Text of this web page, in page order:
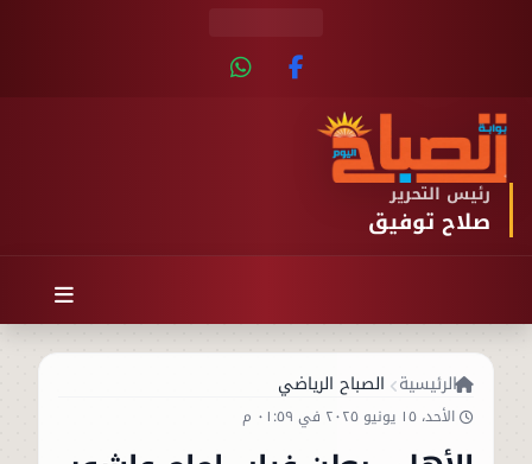
رئيس التحرير
صلاح توفيق
الرئيسية الصباح الرياضي
الأحد، ١٥ يونيو ٢٠٢٥ في ٠١:٥٩ م